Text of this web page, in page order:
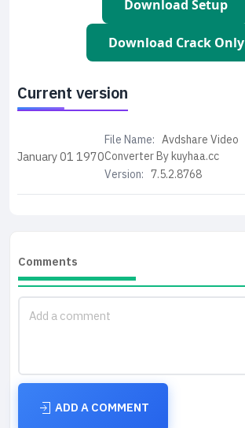
Download Setup
Download Crack Only
Current version
January 011970
File Name: Avdshare Video
Converter By kuyhaa.cc
Version: 7.5.2.8768
Comments
ADD A COMMENT